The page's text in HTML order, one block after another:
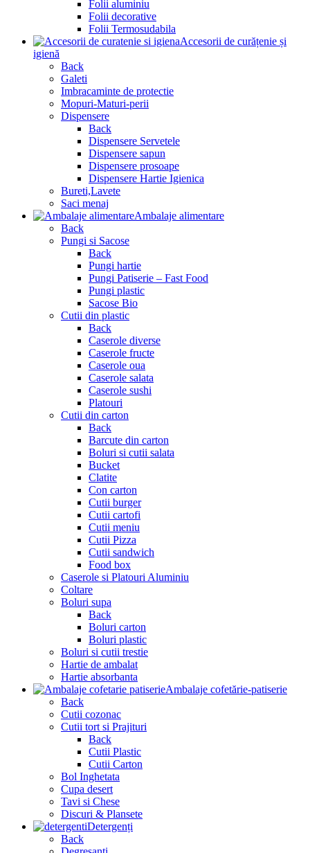
Folii aluminiu
Folii decorative
Folii Termosudabila
Accesorii de curățenie și
igienă
Back
Galeti
Imbracaminte de protectie
Mopuri-Maturi-perii
Dispensere
Back
Dispensere Servetele
Dispensere sapun
Dispensere prosoape
Dispensere Hartie Igienica
Bureti,Lavete
Saci menaj
Ambalaje alimentare
Back
Pungi si Sacose
Back
Pungi hartie
Pungi Patiserie – Fast Food
Pungi plastic
Sacose Bio
Cutii din plastic
Back
Caserole diverse
Caserole fructe
Caserole oua
Caserole salata
Caserole sushi
Platouri
Cutii din carton
Back
Barcute din carton
Boluri si cutii salata
Bucket
Clatite
Con carton
Cutii burger
Cutii cartofi
Cutii meniu
Cutii Pizza
Cutii sandwich
Food box
Caserole si Platouri Aluminiu
Coltare
Boluri supa
Back
Boluri carton
Boluri plastic
Boluri si cutii trestie
Hartie de ambalat
Hartie absorbanta
Ambalaje cofetărie-patiserie
Back
Cutii cozonac
Cutii tort si Prajituri
Back
Cutii Plastic
Cutii Carton
Bol Inghetata
Cupa desert
Tavi si Chese
Discuri & Plansete
Detergenți
Back